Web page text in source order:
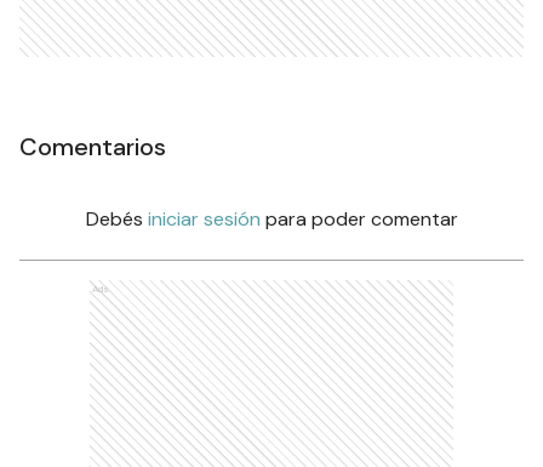
Comentarios
Debés iniciar sesión para poder comentar
Ads